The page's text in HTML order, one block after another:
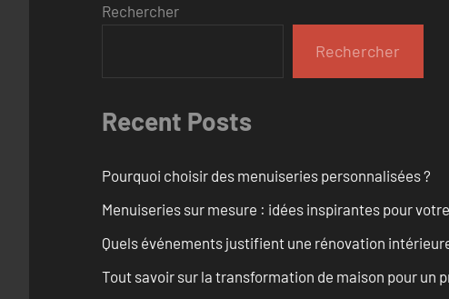
Rechercher
Rechercher
Recent Posts
Pourquoi choisir des menuiseries personnalisées ?
Menuiseries sur mesure : idées inspirantes pour
Quels événements justifient une rénovation
Tout savoir sur la transformation de maison pour un